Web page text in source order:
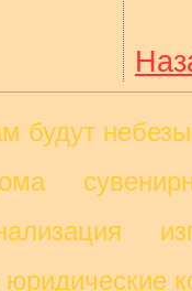
будут